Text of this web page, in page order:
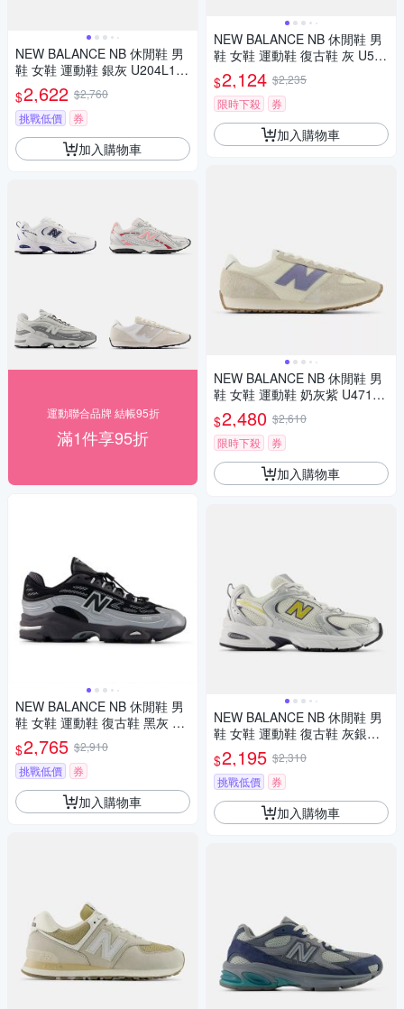
NEW BALANCE NB 休閒鞋 男
鞋 女鞋 運動鞋 銀灰 U204L1K
P-D楦
$2,622 $2,760
挑戰低價
券
加入購物車
運動聯合品牌 結帳95折
滿1件享95折
NEW BALANCE NB 休閒鞋 男
鞋 女鞋 運動鞋 復古鞋 黑灰 U1
000432-D楦
$2,765 $2,910
挑戰低價
券
加入購物車
NEW BALANCE NB 休閒鞋 男
鞋 女鞋 運動鞋 復古鞋 灰 U574
18X-D楦
$2,124 $2,235
限時下殺
券
加入購物車
NEW BALANCE NB 休閒鞋 男
鞋 女鞋 運動鞋 奶灰紫 U471AA
-D楦
$2,480 $2,610
限時下殺
券
加入購物車
NEW BALANCE NB 休閒鞋 男
鞋 女鞋 運動鞋 復古鞋 灰銀黃
U530153-D楦
$2,195 $2,310
挑戰低價
券
加入購物車